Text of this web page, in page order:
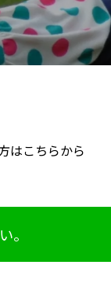
はこちらから
。